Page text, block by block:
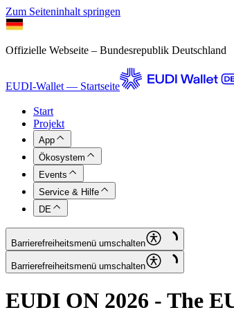
Zum Seiteninhalt springen
Offizielle Webseite – Bundesrepublik Deutschland
EUDI-Wallet — Startseite
Start
Projekt
App
Ökosystem
Events
Service & Hilfe
DE
Barrierefreiheitsmenü umschalten
Barrierefreiheitsmenü umschalten
EUDI ON 2026 - The